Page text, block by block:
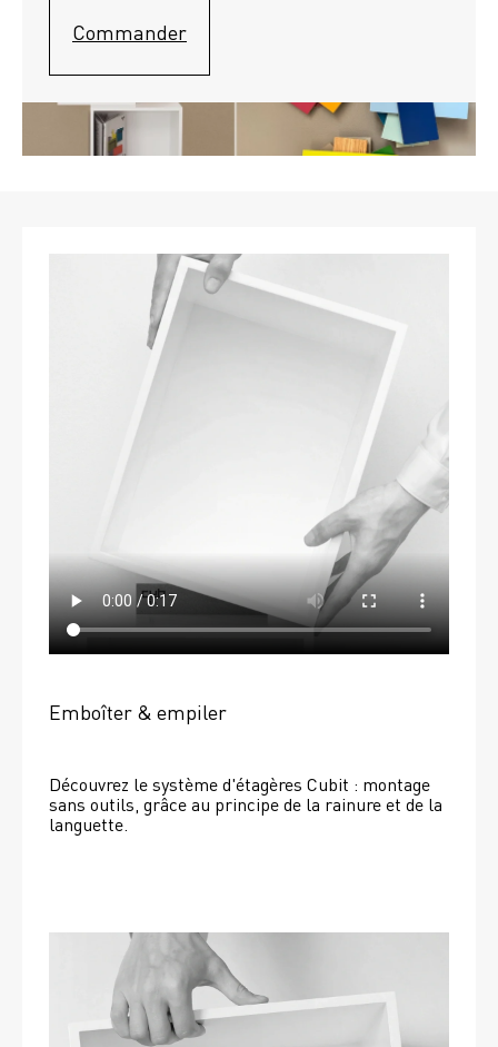
Commander
Emboîter & empiler
Découvrez le système d'étagères Cubit : montage
sans outils, grâce au principe de la rainure et de la
languette.